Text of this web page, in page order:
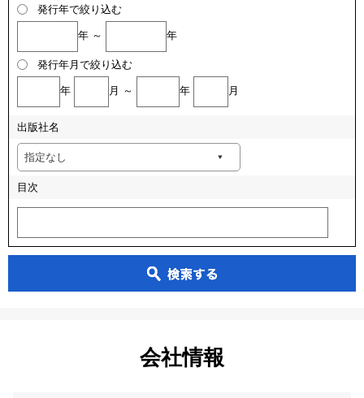
発行年で絞り込む
年 ～ 年
発行年月で絞り込む
年 月 ～ 年 月
出版社名
目次
会社情報